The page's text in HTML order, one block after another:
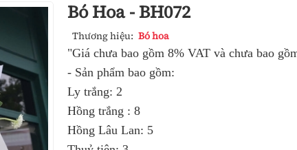
Bó Hoa - BH072
Thương hiệu: Bó hoa
"Giá chưa bao gồm 8% VAT và chưa bao
- Sản phẩm bao gồm:
Ly trắng: 2
Hồng trắng : 8
Hồng Lâu Lan: 5